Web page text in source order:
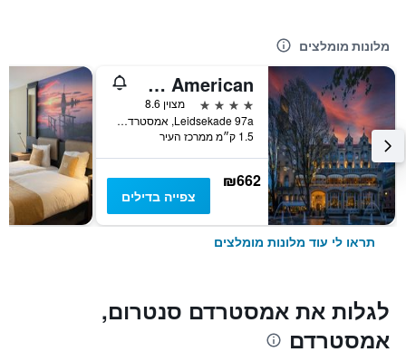
מלונות מומלצים
Clayton Hotel Amsterdam American
4 כוכבים
מצוין 8.6
Leidsekade 97a, אמסטרדם, מחוז צפון הולנד, הולנד
1.5 ק״מ ממרכז העיר
₪662
צפייה בדילים
תראו לי עוד מלונות מומלצים
לגלות את אמסטרדם סנטרום,
אמסטרדם